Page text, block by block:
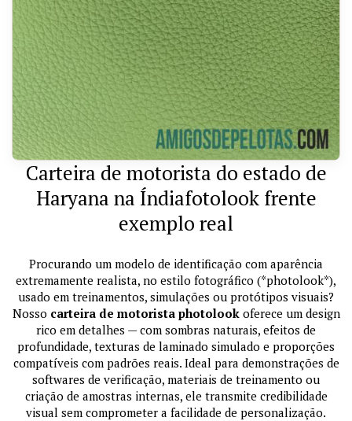
Carteira de motorista do estado de
Haryana na Índiafotolook frente
exemplo real
Procurando um modelo de identificação com aparência
extremamente realista, no estilo fotográfico (*photolook*),
usado em treinamentos, simulações ou protótipos visuais?
Nosso carteira de motorista photolookoferece um design
rico em detalhes — com sombras naturais, efeitos de
profundidade, texturas de laminado simulado e proporções
compatíveis com padrões reais. Ideal para demonstrações de
softwares de verificação, materiais de treinamento ou
criação de amostras internas, ele transmite credibilidade
visual sem comprometer a facilidade de personalização.